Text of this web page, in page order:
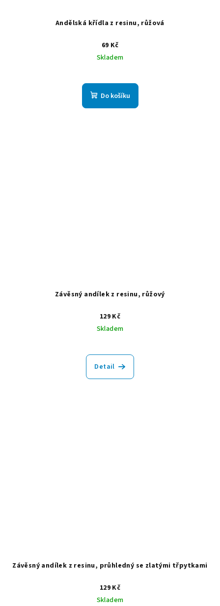
Andělská křídla z resinu, růžová
69 Kč
Skladem
Do košíku
Závěsný andílek z resinu, růžový
129 Kč
Skladem
Detail
Závěsný andílek z resinu, průhledný se zlatými třpytkami
129 Kč
Skladem